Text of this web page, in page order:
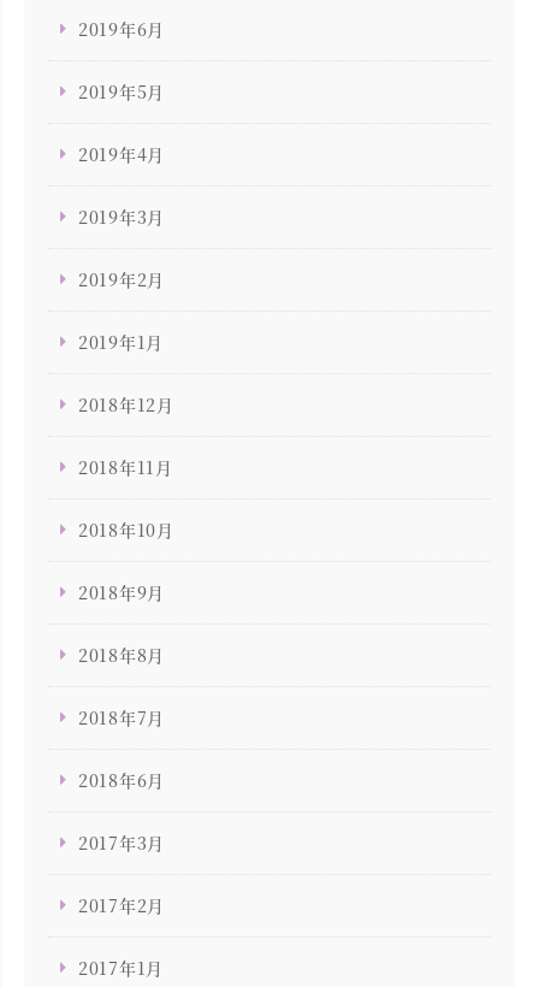
2019年6月
2019年5月
2019年4月
2019年3月
2019年2月
2019年1月
2018年12月
2018年11月
2018年10月
2018年9月
2018年8月
2018年7月
2018年6月
2017年3月
2017年2月
2017年1月